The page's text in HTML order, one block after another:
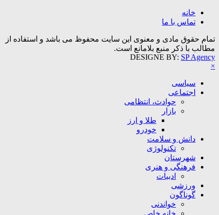
خانه
تماس با ما
تمام حقوق مادی و معنوی این سایت محفوظ می باشد و استفاده از
مطالب با ذکر منبع بلامانع است.
DESIGNE BY: SP Agency
×
سیاسی
اجتماعی
حوادث، انتظامی
بازار
طلا و ارز
خودرو
دانش و سلامت
تکنولوژی
شهرستان
فرهنگی و هنری
ادبیات
ورزشی
گوناگون
خواندنی
خانه خاص